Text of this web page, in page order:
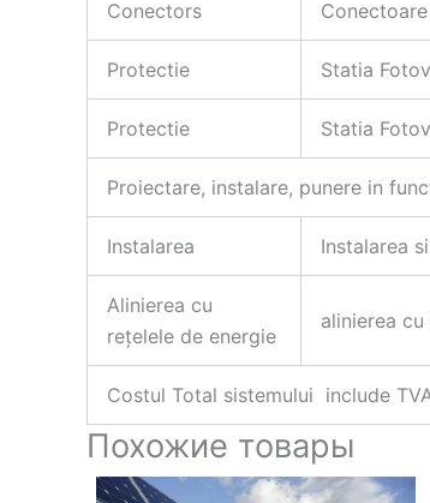
Conectors
Protectie Statia
Protectie Statia
Proiectare, instalare, punere in
Instalarea Instalarea
Alinierea cu
rețelele de energie
alinierea
Costul Total sistemului include
Похожие товары